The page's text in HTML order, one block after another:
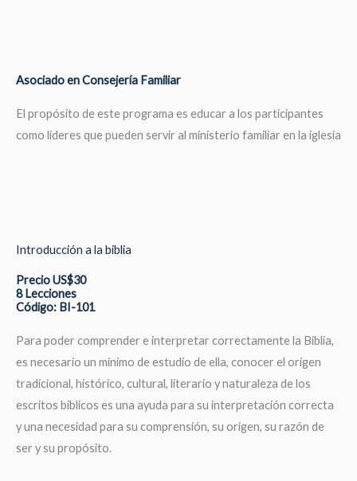
Asociado en Consejería Familiar
El propósito de este programa es educar a los participantes
como líderes que pueden servir al ministerio familiar en la iglesia
Introducción a la biblia
Precio US$30
8 Lecciones
Código: BI-101
Para poder comprender e interpretar correctamente la Biblia,
es necesario un mínimo de estudio de ella, conocer el origen
tradicional, histórico, cultural, literario y naturaleza de los
escritos bíblicos es una ayuda para su interpretación correcta
y una necesidad para su comprensión, su origen, su razón de
ser y su propósito.